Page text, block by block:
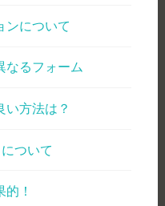
ンについて
なるフォーム
い方法は？
ついて
！